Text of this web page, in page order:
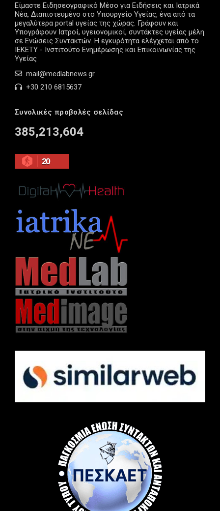
Είμαστε Ειδησεογραφικό Μέσο για Ειδήσεις και Ιατρικά
Νέα, Διαπιστευμένο στο Υπουργείο Υγείας, ένα από τα
μεγαλύτερα portal υγείας της χώρας. Γράφουν και
Υπογράφουν Ιατροί, υγειονομικοί, συντάκτες υγείας μέλη
σε Ενώσεις Συντακτών. Η εγκυρότητα ελέγχεται από το
ΙΕΚΕΤΥ - Ινστιτούτο Ενημέρωσης και Επικοινωνίας της
Υγείας
mail@medlabnews.gr
+30 210 6815637
Συνολικές προβολές σελίδας
385,213,604
20